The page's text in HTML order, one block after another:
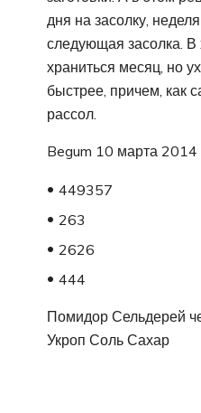
дня на засолку,
следующая засолка. В
храниться месяц, но
быстрее, причем, как
рассол.
Begum 10 марта 2014
449357
263
2626
444
Помидор Сельдерей
Укроп Соль Сахар